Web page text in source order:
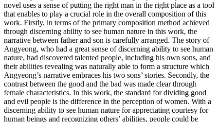
novel uses a sense of putting the right man in the right place as a tool
that enables to play a crucial role in the overall composition of this
work. Firstly, in terms of the primary composition method achieved
through discerning ability to see human nature in this work, the
narrative between father and son is carefully arranged. The story of
Angyeong, who had a great sense of discerning ability to see human
nature, had discovered talented people, including his own sons, and
their abilities revealing was naturally able to form a structure which
Angyeong’s narrative embraces his two sons’ stories. Secondly, the
contrast between the good and the bad was made clear through
female characteristics. In this work, the standard for dividing good
and evil people is the difference in the perception of women. With a
discerning ability to see human nature for appreciating courtesy for
human beings and recognizing others’ abilities, people could be